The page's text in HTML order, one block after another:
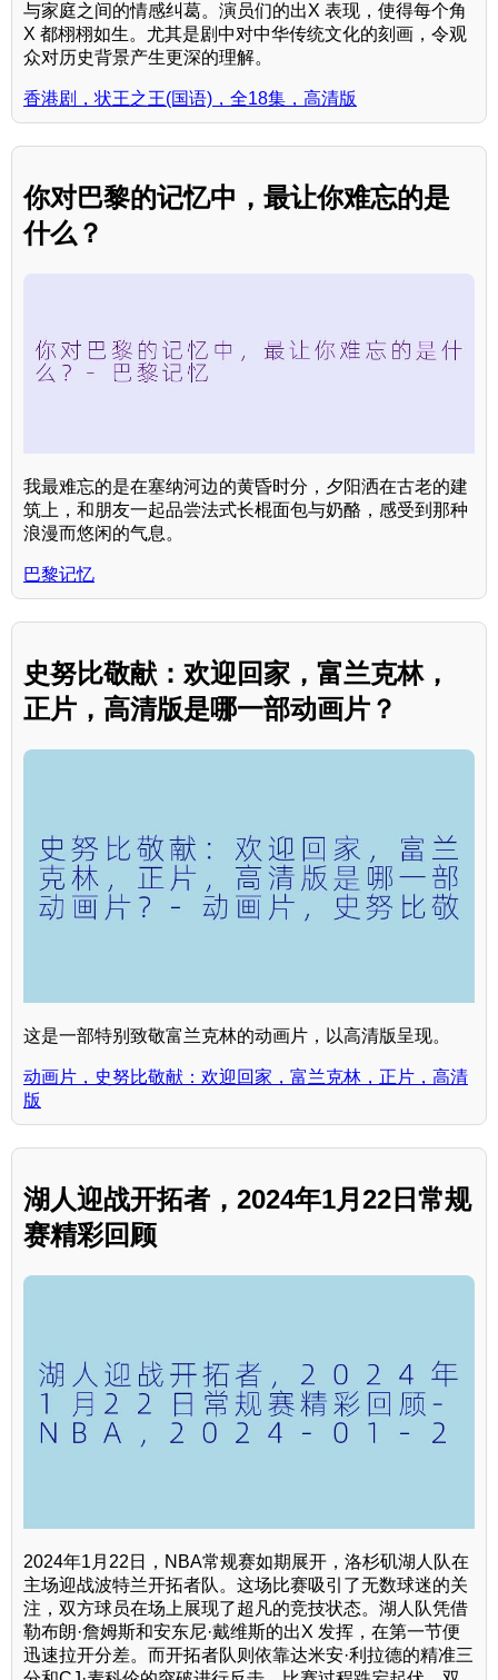
与家庭之间的情感纠葛。演员们的出X 表现，使得每个角
X 都栩栩如生。尤其是剧中对中华传统文化的刻画，令观
众对历史背景产生更深的理解。
香港剧，状王之王(国语)，全18集，高清版
你对巴黎的记忆中，最让你难忘的是
什么？
我最难忘的是在塞纳河边的黄昏时分，夕阳洒在古老的建
筑上，和朋友一起品尝法式长棍面包与奶酪，感受到那种
浪漫而悠闲的气息。
巴黎记忆
史努比敬献：欢迎回家，富兰克林，
正片，高清版是哪一部动画片？
这是一部特别致敬富兰克林的动画片，以高清版呈现。
动画片，史努比敬献：欢迎回家，富兰克林，正片，高清
版
湖人迎战开拓者，2024年1月22日常规
赛精彩回顾
2024年1月22日，NBA常规赛如期展开，洛杉矶湖人队在
主场迎战波特兰开拓者队。这场比赛吸引了无数球迷的关
注，双方球员在场上展现了超凡的竞技状态。湖人队凭借
勒布朗·詹姆斯和安东尼·戴维斯的出X 发挥，在第一节便
迅速拉开分差。而开拓者队则依靠达米安·利拉德的精准三